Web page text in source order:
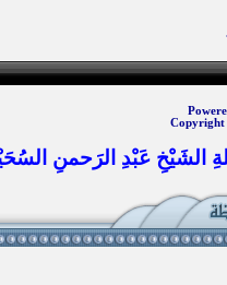
Copyright
الشَيْخِ عَبْدِ الرَحمنِ